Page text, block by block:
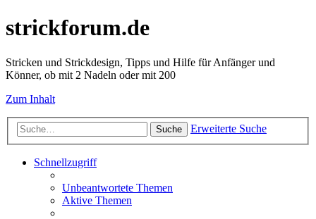
strickforum.de
Stricken und Strickdesign, Tipps und Hilfe für Anfänger und
Könner, ob mit 2 Nadeln oder mit 200
Zum Inhalt
Suche Erweiterte Suche
Schnellzugriff
Unbeantwortete Themen
Aktive Themen